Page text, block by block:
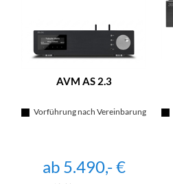
AVM AS 2.3
Vorführung nach Vereinbarung
ab 5.490,- €